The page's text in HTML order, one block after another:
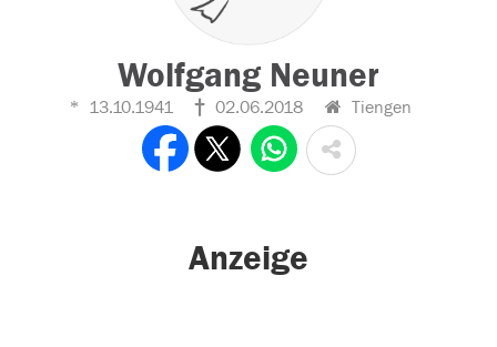
Wolfgang Neuner
13.10.1941 02.06.2018 Tiengen
Anzeige